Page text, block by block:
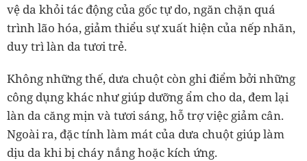
vệ da khỏi tác động của gốc tự do, ngăn chặn quá
trình lão hóa, giảm thiểu sự xuất hiện của nếp nhăn,
duy trì làn da tươi trẻ.
Không những thế, dưa chuột còn ghi điểm bởi những
công dụng khác như giúp dưỡng ẩm cho da, đem lại
làn da căng mịn và tươi sáng, hỗ trợ việc giảm cân.
Ngoài ra, đặc tính làm mát của dưa chuột giúp làm
dịu da khi bị cháy nắng hoặc kích ứng.